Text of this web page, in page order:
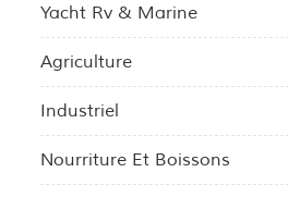
Yacht Rv & Marine
Agriculture
Industriel
Nourriture Et Boissons